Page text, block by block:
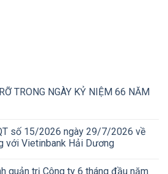
TRONG NGÀY KỶ NIỆM 66 NĂM
số 15/2026 ngày 29/7/2026 về
với Vietinbank Hải Dương
quản trị Công ty 6 tháng đầu năm